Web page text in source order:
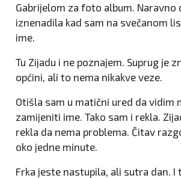
Gabrijelom za foto album. Naravno
iznenadila kad sam na svečanom
ime.
Tu Zijadu i ne poznajem. Suprug je
općini, ali to nema nikakve veze.
Otišla sam u matični ured da vidim
zamijeniti ime. Tako sam i rekla.
rekla da nema problema. Čitav
oko jedne minute.
Frka jeste nastupila, ali sutra dan. I